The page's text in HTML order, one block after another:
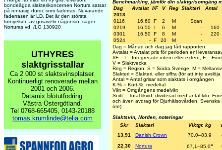
bondeägda slakterikoncernen Nortura satsar
på renrasig duroc som faderras. Nuvarande
faderrasen är LD. Det är den största
förnyelsen av grisaveln någonsin, säger
Norturas vd. /LG 130920
UTHYRES
slaktgrisstallar
Ca 2 000 st slaktsvinsplatser.
Kontinuerligt renoverade mellan
2001 och 2006.
Datamix blötutfodring.
Västra Östergötland.
Tel 0768-665405, 0143-20188
tomas.krumlinde@telia.com
Benchmarking, jämför din slaktgrisomgång
Dag
Avtalat I/F V Reg Slakteri
Antal
2013
0116
16,60 F 2 M
Scan
0219
16,50 I 6 M -
160
0301
16,50 F 8 M -
220
0524
- F 20 M
-
Dag = Månad och dag jag fått rapporten
Avtalat = Avtalat pris för perioden enl
I/F = I = Integrerade intern eller extern, F =
V = Slaktvecka
Reg = Region: S = Södra Sverige, M =
Slakteri = Slakteri, eller siffra (för att inte avslöja
Antal = Antal grisar som slaktats i omgången
K-% = Kött-%, medeltal
Vikt = Omgångens medelvikt
Snitt = Total likvid, dividerad med antal kilo.
och även avdrag för Djurhälsovården, Svenska
öre)
Slaktsvin, Norden, noteringar
Skr
Slakteri Viktgr. kg
13,91
Danish Crown 70,0–83,9
22,30
Nortura 67,1–85,0a